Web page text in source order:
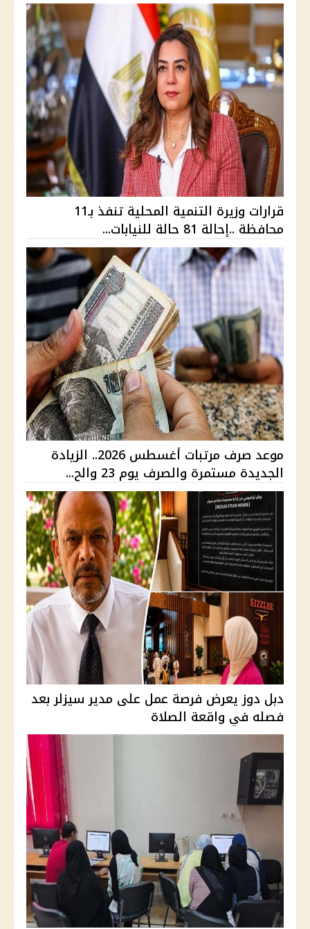
قرارات وزيرة التنمية المحلية تنفذ بـ11
محافظة ..إحالة 81 حالة للنيابات...
موعد صرف مرتبات أغسطس 2026.. الزيادة
الجديدة مستمرة والصرف يوم 23 والح...
دبل دوز يعرض فرصة عمل على مدير سيزلر بعد
فصله في واقعة الصلاة